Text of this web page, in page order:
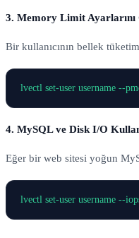
3. Memory Limit Ayarlarını
Bir kullanıcının bellek
4. MySQL ve Disk I/O
Eğer bir web sitesi yoğun